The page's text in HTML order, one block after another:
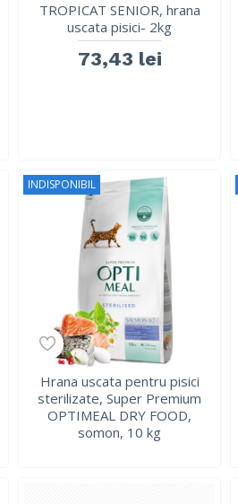
TROPICAT SENIOR, hrana
uscata pisici- 2kg
73,43 lei
INDISPONIBIL
Hrana uscata pentru pisici
sterilizate, Super Premium
OPTIMEAL DRY FOOD,
somon, 10 kg